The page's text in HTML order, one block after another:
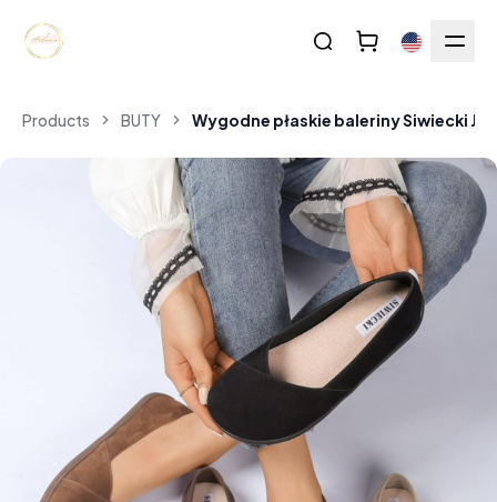
Products BUTY Wygodne płaskie baleriny Siwiecki